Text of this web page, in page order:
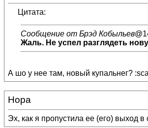
Цитата:
Сообщение от Брэд Кобыльев
Жаль. Не успел разглядеть
А шо у нее там, новый купальнег?
Нора
Эх, как я пропустила ее (его) выход в